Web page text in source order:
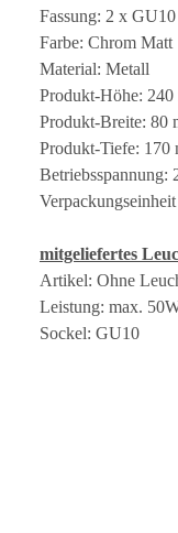
Fassung: 2 x
Farbe: Chrom Matt
Material: Metall
Produkt-Höhe: 240
Produkt-Breite: 80
Produkt-Tiefe: 170
Betriebsspannung:
mitgeliefertes
Artikel: Ohne
Leistung: max.
Sockel: GU10